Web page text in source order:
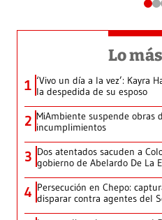
Lo
1 ‘Vivo un día a la vez’: Kayra
la despedida de su esposo
2 MiAmbiente suspende obras
incumplimientos
3 Dos atentados sacuden a
gobierno de Abelardo De La
4 Persecución en Chepo:
disparar contra agentes del